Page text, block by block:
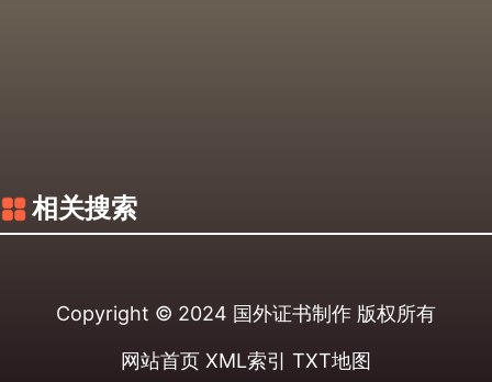
相关搜索
Copyright © 2024 国外证书制作 版权所有
网站首页 XML索引 TXT地图